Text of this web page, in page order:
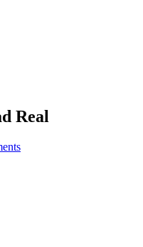
Real